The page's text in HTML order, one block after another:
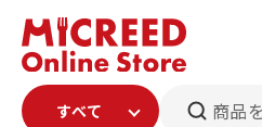
商品